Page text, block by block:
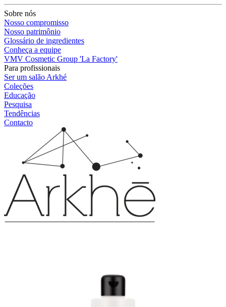
Sobre nós
Nosso compromisso
Nosso patrimônio
Glossário de ingredientes
Conheça a equipe
VMV Cosmetic Group 'La Factory'
Para profissionais
Ser um salão Arkhé
Coleções
Educação
Pesquisa
Tendências
Contacto